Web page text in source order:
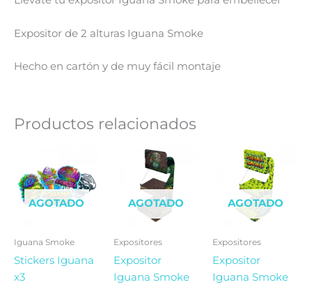
Expositor de 2 alturas Iguana Smoke
Hecho en cartón y de muy fácil montaje
Productos relacionados
AGOTADO
Iguana Smoke
Stickers Iguana
x3
AGOTADO
Expositores
Expositor
Iguana Smoke
AGOTADO
Expositores
Expositor
Iguana Smoke